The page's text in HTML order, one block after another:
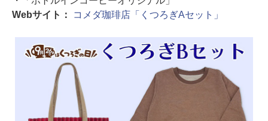
Webサイト：
コメダ珈琲店「くつろぎAセット」